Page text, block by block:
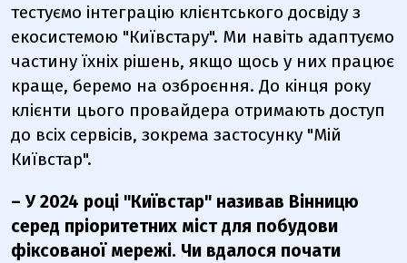
тестуємо інтеграцію клієнтського досвіду з
екосистемою "Київстару". Ми навіть адаптуємо
частину їхніх рішень, якщо щось у них працює
краще, беремо на озброєння. До кінця року
клієнти цього провайдера отримають доступ
до всіх сервісів, зокрема застосунку "Мій
Київстар".
– У 2024 році "Київстар" називав Вінницю
серед пріоритетних міст для побудови
фіксованої мережі. Чи вдалося почати